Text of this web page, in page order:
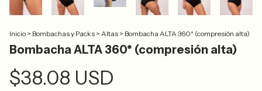
Inicio > Bombachas y Packs > Altas > Bombacha ALTA 360* (compresión alta)
Bombacha ALTA 360* (compresión alta)
$38.08 USD